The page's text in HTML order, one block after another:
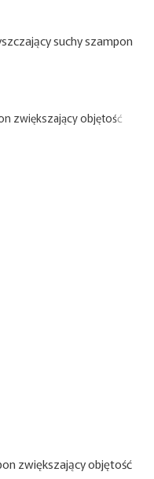
suchy szampon
zwiększający objętość